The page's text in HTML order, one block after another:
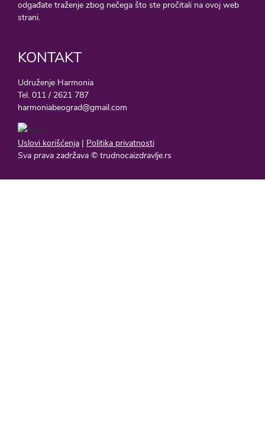
odgađate traženje zbog nečega što ste pročitali na ovoj web
strani.
KONTAKT
Udruženje Harmonia
Tel. 011 / 2621 787
harmoniabeograd@gmail.com
Uslovi korišćenja | Politika privatnosti
Sva prava zadržava © trudnocaizdravlje.rs